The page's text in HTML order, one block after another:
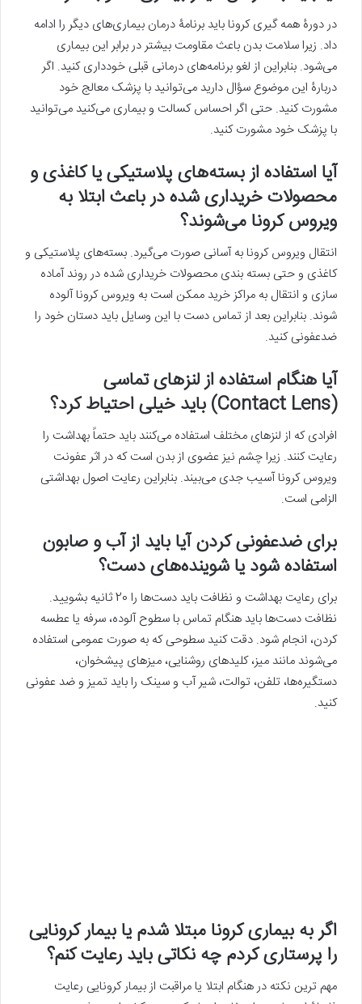
در دورۀ همه گیری کرونا باید برنامۀ درمان بیماری‌های دیگر را ادامه
داد. زیرا سلامت بدن باعث مقاومت بیشتر در برابر این بیماری
می‌شود. بنابراین از لغو برنامه‌های درمانی قبلی خودداری کنید. اگر
دربارۀ این موضوع سؤال دارید می‌توانید با پزشک معالج خود
مشورت کنید. حتی اگر احساس کسالت و بیماری می‌کنید می‌توانید
با پزشک خود مشورت کنید.
آیا استفاده از بسته‌های پلاستیکی یا کاغذی و
محصولات خریداری شده در باعث ابتلا به
ویروس کرونا می‌شوند؟
انتقال ویروس کرونا به آسانی صورت می‌گیرد. بسته‌های پلاستیکی و
کاغذی و حتی بسته بندی محصولات خریداری شده در روند آماده
سازی و انتقال به مراکز خرید ممکن است به ویروس کرونا آلوده
شوند. بنابراین بعد از تماس دست با این وسایل باید دستان خود را
ضدعفونی کنید.
آیا هنگام استفاده از لنزهای تماسی
(Contact Lens) باید خیلی احتیاط کرد؟
افرادی که از لنزهای مختلف استفاده می‌کنند باید حتماً بهداشت را
رعایت کنند. زیرا چشم نیز عضوی از بدن است که در اثر عفونت
ویروس کرونا آسیب جدی می‌بیند. بنابراین رعایت اصول بهداشتی
الزامی است.
برای ضدعفونی کردن آیا باید از آب و صابون
استفاده شود یا شوینده‌های دست؟
برای رعایت بهداشت و نظافت باید دست‌ها را 20 ثانیه بشویید.
نظافت دست‌ها باید هنگام تماس با سطوح آلوده، سرفه یا عطسه
کردن، انجام شود. دقت کنید سطوحی که به صورت عمومی استفاده
می‌شوند مانند میز، کلیدهای روشنایی، میزهای پیشخوان،
دستگیره‌ها، تلفن، توالت، شیر آب و سینک را باید تمیز و ضد عفونی
کنید.
اگر به بیماری کرونا مبتلا شدم یا بیمار کرونایی
را پرستاری کردم چه نکاتی باید رعایت کنم؟
مهم ترین نکته در هنگام ابتلا یا مراقبت از بیمار کرونایی رعایت